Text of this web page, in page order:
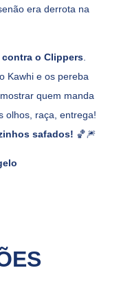
era derrota na
o Clippers
Kawhi e os pereba
quem manda
olhos, raça, entrega!
safados! 🏀🎆